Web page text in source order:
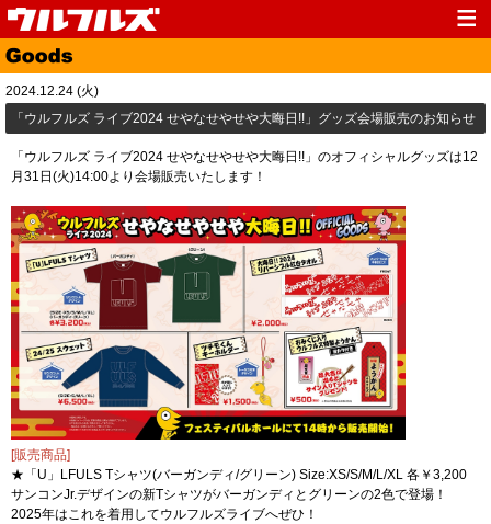
Top
Media Live
Contact Link
2024.12.24 (火)
「ウルフルズ ライブ2024 せやなせやせや大晦日!!」グッズ会場販売のお知らせ
「ウルフルズ ライブ2024 せやなせやせや大晦日!!」のオフィシャルグッズは12
月31日(火)14:00より会場販売いたします！
[販売商品]
★「U」LFULS Tシャツ(バーガンディ/グリーン) Size:XS/S/M/L/XL 各￥3,200
サンコンJr.デザインの新Tシャツがバーガンディとグリーンの2色で登場！
2025年はこれを着用してウルフルズライブへぜひ！